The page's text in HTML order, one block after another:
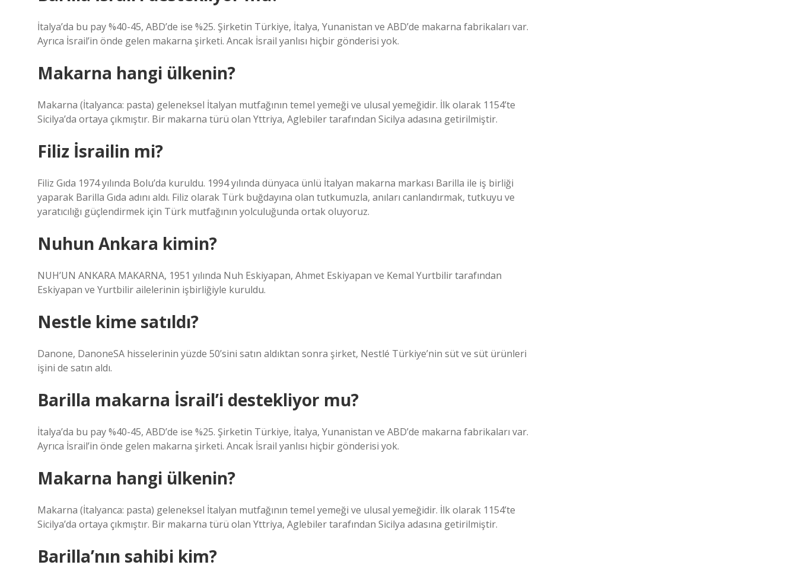
İtalya’da bu pay %40-45, ABD’de ise %25. Şirketin Türkiye, İtalya, Yunanistan ve ABD’de makarna fabrikaları var.
Ayrıca İsrail’in önde gelen makarna şirketi. Ancak İsrail yanlısı hiçbir gönderisi yok.
Makarna hangi ülkenin?
Makarna (İtalyanca: pasta) geleneksel İtalyan mutfağının temel yemeği ve ulusal yemeğidir. İlk olarak 1154’te
Sicilya’da ortaya çıkmıştır. Bir makarna türü olan Yttriya, Aglebiler tarafından Sicilya adasına getirilmiştir.
Filiz İsrailin mi?
Filiz Gıda 1974 yılında Bolu’da kuruldu. 1994 yılında dünyaca ünlü İtalyan makarna markası Barilla ile iş birliği
yaparak Barilla Gıda adını aldı. Filiz olarak Türk buğdayına olan tutkumuzla, anıları canlandırmak, tutkuyu ve
yaratıcılığı güçlendirmek için Türk mutfağının yolculuğunda ortak oluyoruz.
Nuhun Ankara kimin?
NUH’UN ANKARA MAKARNA, 1951 yılında Nuh Eskiyapan, Ahmet Eskiyapan ve Kemal Yurtbilir tarafından
Eskiyapan ve Yurtbilir ailelerinin işbirliğiyle kuruldu.
Nestle kime satıldı?
Danone, DanoneSA hisselerinin yüzde 50’sini satın aldıktan sonra şirket, Nestlé Türkiye’nin süt ve süt ürünleri
işini de satın aldı.
Barilla makarna İsrail’i destekliyor mu?
İtalya’da bu pay %40-45, ABD’de ise %25. Şirketin Türkiye, İtalya, Yunanistan ve ABD’de makarna fabrikaları var.
Ayrıca İsrail’in önde gelen makarna şirketi. Ancak İsrail yanlısı hiçbir gönderisi yok.
Makarna hangi ülkenin?
Makarna (İtalyanca: pasta) geleneksel İtalyan mutfağının temel yemeği ve ulusal yemeğidir. İlk olarak 1154’te
Sicilya’da ortaya çıkmıştır. Bir makarna türü olan Yttriya, Aglebiler tarafından Sicilya adasına getirilmiştir.
Barilla’nın sahibi kim?